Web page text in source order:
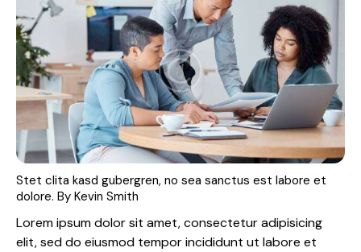
Stet clita kasd gubergren, no sea sanctus est labore et
dolore. By Kevin Smith
Lorem ipsum dolor sit amet, consectetur adipisicing
elit, sed do eiusmod tempor incididunt ut labore et